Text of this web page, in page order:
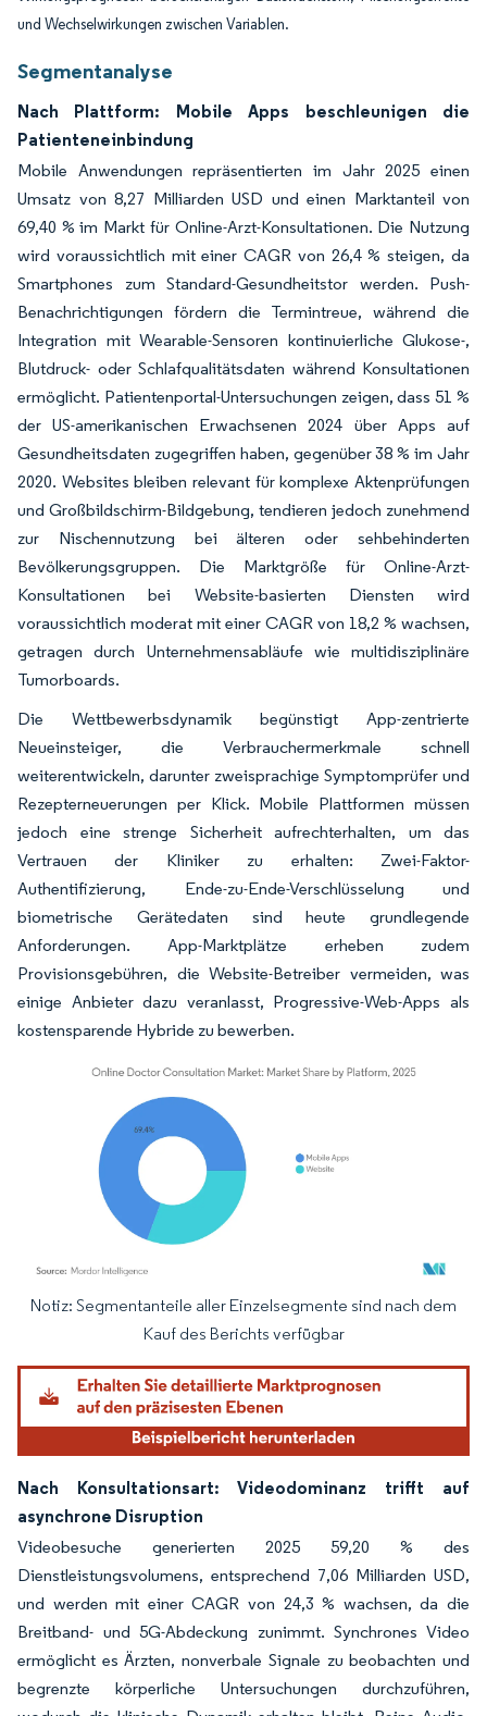
und Wechselwirkungen zwischen Variablen.
Segmentanalyse
Nach Plattform: Mobile Apps beschleunigen die
Patienteneinbindung
Mobile Anwendungen repräsentierten im Jahr 2025 einen
Umsatz von 8,27 Milliarden USD und einen Marktanteil von
69,40 % im Markt für Online-Arzt-Konsultationen. Die Nutzung
wird voraussichtlich mit einer CAGR von 26,4 % steigen, da
Smartphones zum Standard-Gesundheitstor werden. Push-
Benachrichtigungen fördern die Termintreue, während die
Integration mit Wearable-Sensoren kontinuierliche Glukose-,
Blutdruck- oder Schlafqualitätsdaten während Konsultationen
ermöglicht. Patientenportal-Untersuchungen zeigen, dass 51 %
der US-amerikanischen Erwachsenen 2024 über Apps auf
Gesundheitsdaten zugegriffen haben, gegenüber 38 % im Jahr
2020. Websites bleiben relevant für komplexe Aktenprüfungen
und Großbildschirm-Bildgebung, tendieren jedoch zunehmend
zur Nischennutzung bei älteren oder sehbehinderten
Bevölkerungsgruppen. Die Marktgröße für Online-Arzt-
Konsultationen bei Website-basierten Diensten wird
voraussichtlich moderat mit einer CAGR von 18,2 % wachsen,
getragen durch Unternehmensabläufe wie multidisziplinäre
Tumorboards.
Die Wettbewerbsdynamik begünstigt App-zentrierte
Neueinsteiger, die Verbrauchermerkmale schnell
weiterentwickeln, darunter zweisprachige Symptomprüfer und
Rezepterneuerungen per Klick. Mobile Plattformen müssen
jedoch eine strenge Sicherheit aufrechterhalten, um das
Vertrauen der Kliniker zu erhalten: Zwei-Faktor-
Authentifizierung, Ende-zu-Ende-Verschlüsselung und
biometrische Gerätedaten sind heute grundlegende
Anforderungen. App-Marktplätze erheben zudem
Provisionsgebühren, die Website-Betreiber vermeiden, was
einige Anbieter dazu veranlasst, Progressive-Web-Apps als
kostensparende Hybride zu bewerben.
Bild © Mordor Intelligence. Wiederverwendung erfordert Namensnennung
Notiz: Segmentanteile aller Einzelsegmente sind nach dem
Kauf des Berichts verfügbar
Nach Konsultationsart: Videodominanz trifft auf
asynchrone Disruption
Videobesuche generierten 2025 59,20 % des
Dienstleistungsvolumens, entsprechend 7,06 Milliarden USD,
und werden mit einer CAGR von 24,3 % wachsen, da die
Breitband- und 5G-Abdeckung zunimmt. Synchrones Video
ermöglicht es Ärzten, nonverbale Signale zu beobachten und
begrenzte körperliche Untersuchungen durchzuführen,